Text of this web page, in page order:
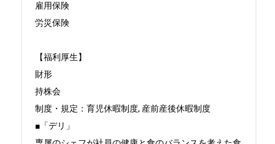
雇用保険
労災保険
【福利厚生】
財形
持株会
制度・規定：育児休暇制度, 産前産後休暇制度
■「デリ」